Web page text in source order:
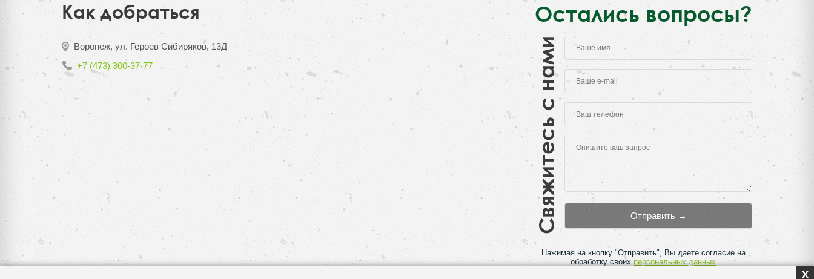
Как добраться
Воронеж, ул. Героев Сибиряков, 13Д
+7 (473) 300-37-77
Остались вопросы?
Свяжитесь с нами
Нажимая на кнопку "Отправить", Вы даете согласие на
обработку своихперсональных данных
x